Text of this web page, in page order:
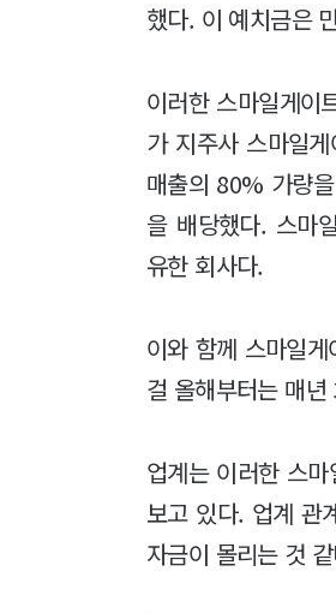
했다. 이 예치금은
이러한 스마일게이
가 지주사 스마일
매출의 80% 가량
을 배당했다. 스마
유한 회사다.
이와 함께 스마일
걸 올해부터는 매
업계는 이러한 스
보고 있다. 업계 관
자금이 몰리는 것